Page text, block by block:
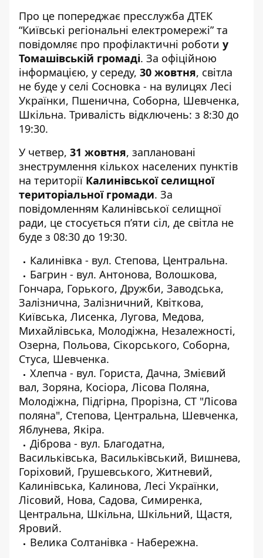
Про це попереджає пресслужба ДТЕК
“Київські регіональні електромережі” та
повідомляє про профілактичні роботи у
Томашівській громаді. За офіційною
інформацією, у середу, 30 жовтня, світла
не буде у селі Сосновка - на вулицях Лесі
Українки, Пшенична, Соборна, Шевченка,
Шкільна. Тривалість відключень: з 8:30 до
19:30.
У четвер, 31 жовтня, заплановані
знеструмлення кількох населених пунктів
на території Кaлинівської селищної
територіальної громади. За
повідомленням Калинівської селищної
ради, це стосується п’яти сіл, де світла не
буде з 08:30 до 19:30.
Калинівка - вул. Степова, Центральна.
Багрин - вул. Антонова, Волошкова,
Гончара, Горького, Дружби, Заводська,
Залізнична, Залізничний, Квіткова,
Київська, Лисенка, Лугова, Медова,
Михайлівська, Молодіжна, Незалежності,
Озерна, Польова, Сікорського, Соборна,
Стуса, Шевченка.
Хлепча - вул. Гориста, Дачна, Змієвий
вал, Зоряна, Косіора, Лісова Поляна,
Молодіжна, Підгірна, Прорізна, СТ "Лісова
поляна", Степова, Центральна, Шевченка,
Яблунева, Якіра.
Діброва - вул. Благодатна,
Васильківська, Васильківський, Вишнева,
Горіховий, Грушевського, Житневий,
Калинівська, Калинова, Лесі Українки,
Лісовий, Нова, Садова, Симиренка,
Центральна, Шкільна, Шкільний, Щастя,
Яровий.
Велика Солтанівка - Набережна.